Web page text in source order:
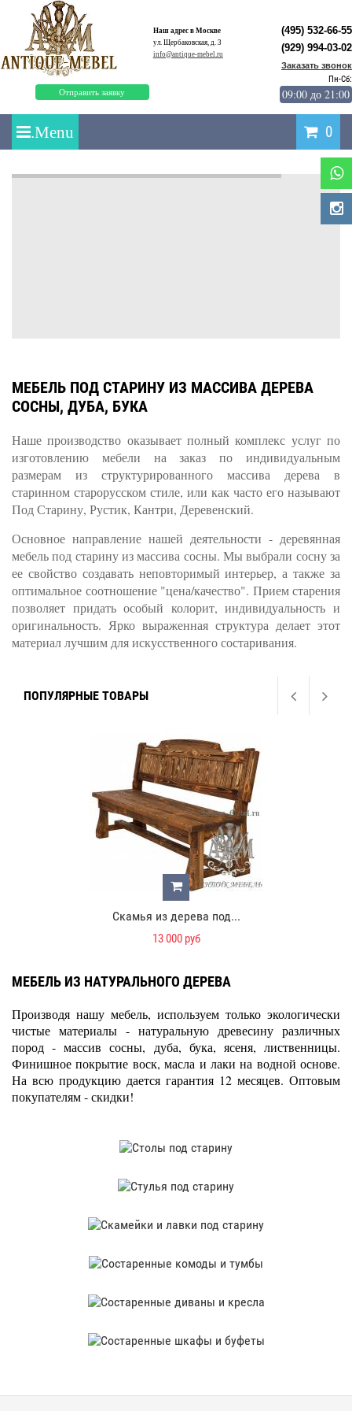
Наш адрес в Москве
ул. Щербаковская, д. 3
info@antique-mebel.ru
Отправить заявку
(495) 532-66-55
(929) 994-03-02
Заказать звонок
Пн-Сб:
09:00 до 21:00
0
МЕБЕЛЬ ПОД СТАРИНУ ИЗ МАССИВА ДЕРЕВА
СОСНЫ, ДУБА, БУКА
Наше производство оказывает полный комплекс услуг по
изготовлению мебели на заказ по индивидуальным
размерам из структурированного массива дерева в
старинном старорусском стиле, или как часто его называют
Под Старину, Рустик, Кантри, Деревенский.
Основное направление нашей деятельности - деревянная
мебель под старину из массива сосны. Мы выбрали сосну за
ее свойство создавать неповторимый интерьер, а также за
оптимальное соотношение "цена/качество". Прием старения
позволяет придать особый колорит, индивидуальность и
оригинальность. Ярко выраженная структура делает этот
материал лучшим для искусственного состаривания.
ПОПУЛЯРНЫЕ ТОВАРЫ
Скамья из дерева под...
13 000 руб
МЕБЕЛЬ ИЗ НАТУРАЛЬНОГО ДЕРЕВА
Производя нашу мебель, используем только экологически
чистые материалы - натуральную древесину различных
пород - массив сосны, дуба, бука, ясеня, лиственницы.
Финишное покрытие воск, масла и лаки на водной основе.
На всю продукцию дается гарантия 12 месяцев. Оптовым
покупателям - скидки!